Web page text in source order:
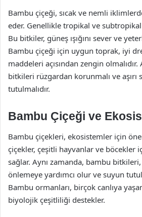
Bambu çiçeği, sıcak ve nemli
eder. Genellikle tropikal ve
Bu bitkiler, güneş ışığını sever ve
Bambu çiçeği için uygun toprak, iyi
maddeleri açısından zengin olmalıdır.
bitkileri rüzgardan korunmalı ve aşırı
tutulmalıdır.
Bambu Çiçeği ve
Bambu çiçekleri, ekosistemler için
çiçekler, çeşitli hayvanlar ve böcekler
sağlar. Aynı zamanda, bambu
önlemeye yardımcı olur ve suyun
Bambu ormanları, birçok canlıya
biyolojik çeşitliliği destekler.